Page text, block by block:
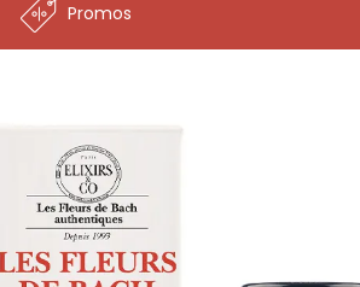
Promos